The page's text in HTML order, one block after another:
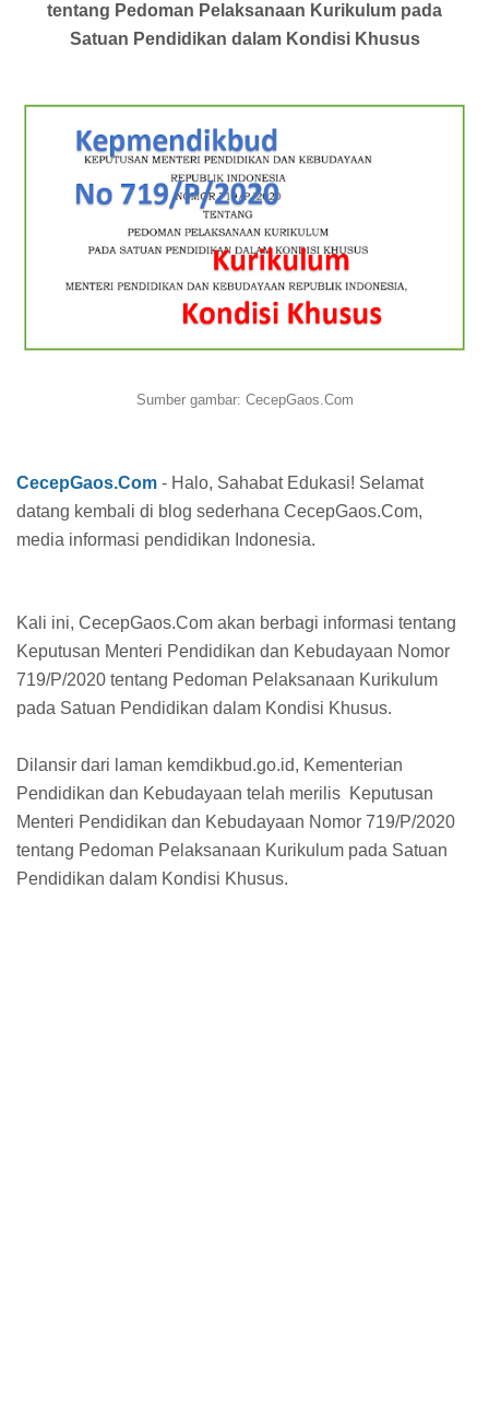
tentang Pedoman Pelaksanaan Kurikulum pada
Satuan Pendidikan dalam Kondisi Khusus
Sumber gambar: CecepGaos.Com
CecepGaos.Com - Halo, Sahabat Edukasi! Selamat
datang kembali di blog sederhana CecepGaos.Com,
media informasi pendidikan Indonesia.
Kali ini, CecepGaos.Com akan berbagi informasi tentang
Keputusan Menteri Pendidikan dan Kebudayaan Nomor
719/P/2020 tentang Pedoman Pelaksanaan Kurikulum
pada Satuan Pendidikan dalam Kondisi Khusus.
Dilansir dari laman kemdikbud.go.id, Kementerian
Pendidikan dan Kebudayaan telah merilis Keputusan
Menteri Pendidikan dan Kebudayaan Nomor 719/P/2020
tentang Pedoman Pelaksanaan Kurikulum pada Satuan
Pendidikan dalam Kondisi Khusus.